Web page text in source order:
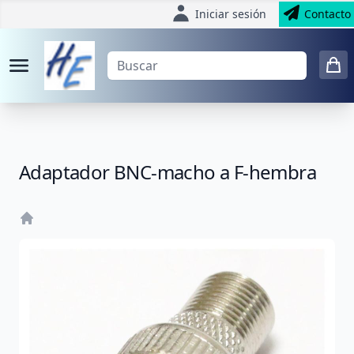
Iniciar sesión Contacto
Adaptador BNC-macho a F-hembra